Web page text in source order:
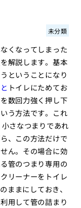
未分類
くなってしまった
解説します。基本
ということになり
トイレにためてお
数回力強く押し下
う方法です。これ
さなつまりであれ
、この方法だけで
ん。その場合に効
管のつまり専用の
リーナーをトイレ
ままにしておき、
用して管の詰まり